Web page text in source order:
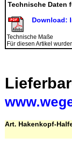
Technische Daten
Download:
Technische Maße
Für diesen Artikel
Art. Hakenkopf-